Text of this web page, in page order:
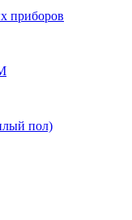
приборов
пол)